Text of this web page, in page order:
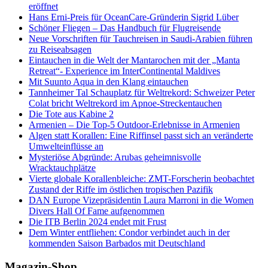
eröffnet
Hans Erni-Preis für OceanCare-Gründerin Sigrid Lüber
Schöner Fliegen – Das Handbuch für Flugreisende
Neue Vorschriften für Tauchreisen in Saudi-Arabien führen
zu Reiseabsagen
Eintauchen in die Welt der Mantarochen mit der „Manta
Retreat“- Experience im InterContinental Maldives
Mit Suunto Aqua in den Klang eintauchen
Tannheimer Tal Schauplatz für Weltrekord: Schweizer Peter
Colat bricht Weltrekord im Apnoe-Streckentauchen
Die Tote aus Kabine 2
Armenien – Die Top-5 Outdoor-Erlebnisse in Armenien
Algen statt Korallen: Eine Riffinsel passt sich an veränderte
Umwelteinflüsse an
Mysteriöse Abgründe: Arubas geheimnisvolle
Wracktauchplätze
Vierte globale Korallenbleiche: ZMT-Forscherin beobachtet
Zustand der Riffe im östlichen tropischen Pazifik
DAN Europe Vizepräsidentin Laura Marroni in die Women
Divers Hall Of Fame aufgenommen
Die ITB Berlin 2024 endet mit Frust
Dem Winter entfliehen: Condor verbindet auch in der
kommenden Saison Barbados mit Deutschland